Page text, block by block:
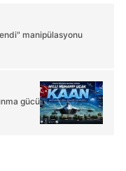
manipülasyonu
gücü